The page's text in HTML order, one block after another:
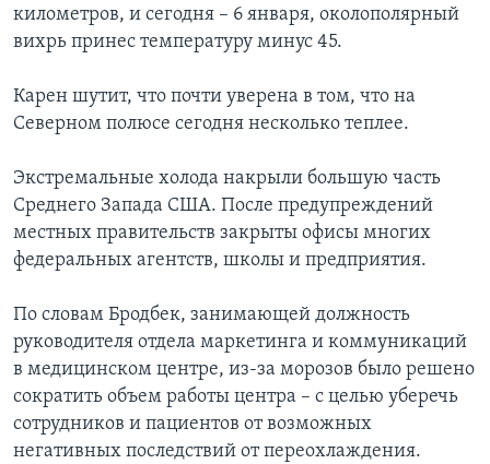
километров, и сегодня – 6 января, околополярный
вихрь принес температуру минус 45.
Карен шутит, что почти уверена в том, что на
Северном полюсе сегодня несколько теплее.
Экстремальные холода накрыли большую часть
Среднего Запада США. После предупреждений
местных правительств закрыты офисы многих
федеральных агентств, школы и предприятия.
По словам Бродбек, занимающей должность
руководителя отдела маркетинга и коммуникаций
в медицинском центре, из-за морозов было решено
сократить объем работы центра – с целью уберечь
сотрудников и пациентов от возможных
негативных последствий от переохлаждения.